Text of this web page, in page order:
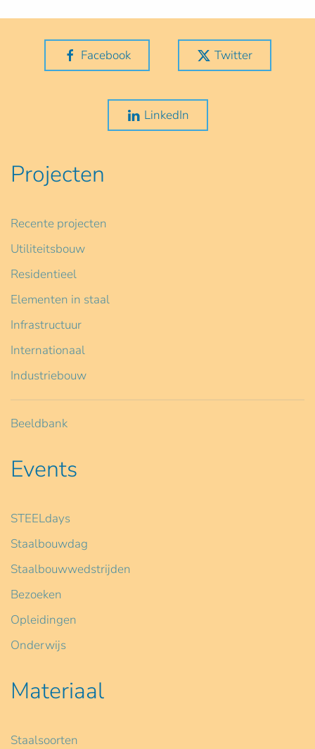
Facebook Twitter
LinkedIn
Projecten
Recente projecten
Utiliteitsbouw
Residentieel
Elementen in staal
Infrastructuur
Internationaal
Industriebouw
Beeldbank
Events
STEELdays
Staalbouwdag
Staalbouwwedstrijden
Bezoeken
Opleidingen
Onderwijs
Materiaal
Staalsoorten